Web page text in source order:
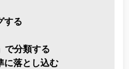
する
で分類する
に落とし込む